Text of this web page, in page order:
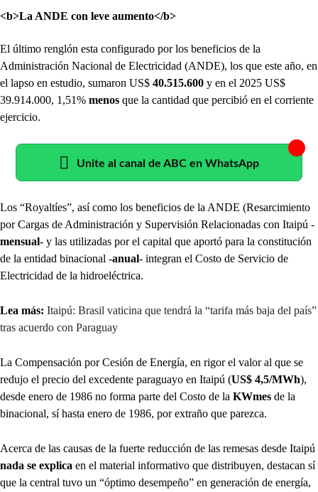
<b>La ANDE con leve aumento</b>
El último renglón esta configurado por los beneficios de la
Administración Nacional de Electricidad (ANDE), los que este año, en
el lapso en estudio, sumaron US$ 40.515.600 y en el 2025 US$
39.914.000, 1,51% menos que la cantidad que percibió en el corriente
ejercicio.
Unite al canal de ABC en WhatsApp
Los “Royaltíes”, así como los beneficios de la ANDE (Resarcimiento
por Cargas de Administración y Supervisión Relacionadas con Itaipú -
mensual- y las utilizadas por el capital que aportó para la constitución
de la entidad binacional -anual- integran el Costo de Servicio de
Electricidad de la hidroeléctrica.
Lea más: Itaipú: Brasil vaticina que tendrá la “tarifa más baja del país”
tras acuerdo con Paraguay
La Compensación por Cesión de Energía, en rigor el valor al que se
redujo el precio del excedente paraguayo en Itaipú (US$ 4,5/MWh),
desde enero de 1986 no forma parte del Costo de la KWmes de la
binacional, sí hasta enero de 1986, por extraño que parezca.
Acerca de las causas de la fuerte reducción de las remesas desde Itaipú
nada se explica en el material informativo que distribuyen, destacan sí
que la central tuvo un “óptimo desempeño” en generación de energía,